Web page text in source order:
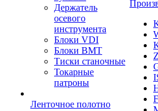
Держатель
осевого
инструмента
Блоки VDI
Блоки BMT
Тиски станочные
Токарные
патроны
Ленточное полотно